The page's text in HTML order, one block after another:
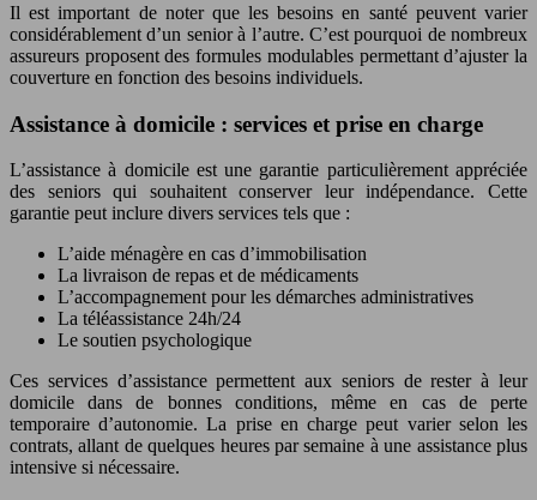
Il est important de noter que les besoins en santé peuvent varier
considérablement d’un senior à l’autre. C’est pourquoi de nombreux
assureurs proposent des formules modulables permettant d’ajuster la
couverture en fonction des besoins individuels.
Assistance à domicile : services et prise en charge
L’assistance à domicile est une garantie particulièrement appréciée
des seniors qui souhaitent conserver leur indépendance. Cette
garantie peut inclure divers services tels que :
L’aide ménagère en cas d’immobilisation
La livraison de repas et de médicaments
L’accompagnement pour les démarches administratives
La téléassistance 24h/24
Le soutien psychologique
Ces services d’assistance permettent aux seniors de rester à leur
domicile dans de bonnes conditions, même en cas de perte
temporaire d’autonomie. La prise en charge peut varier selon les
contrats, allant de quelques heures par semaine à une assistance plus
intensive si nécessaire.